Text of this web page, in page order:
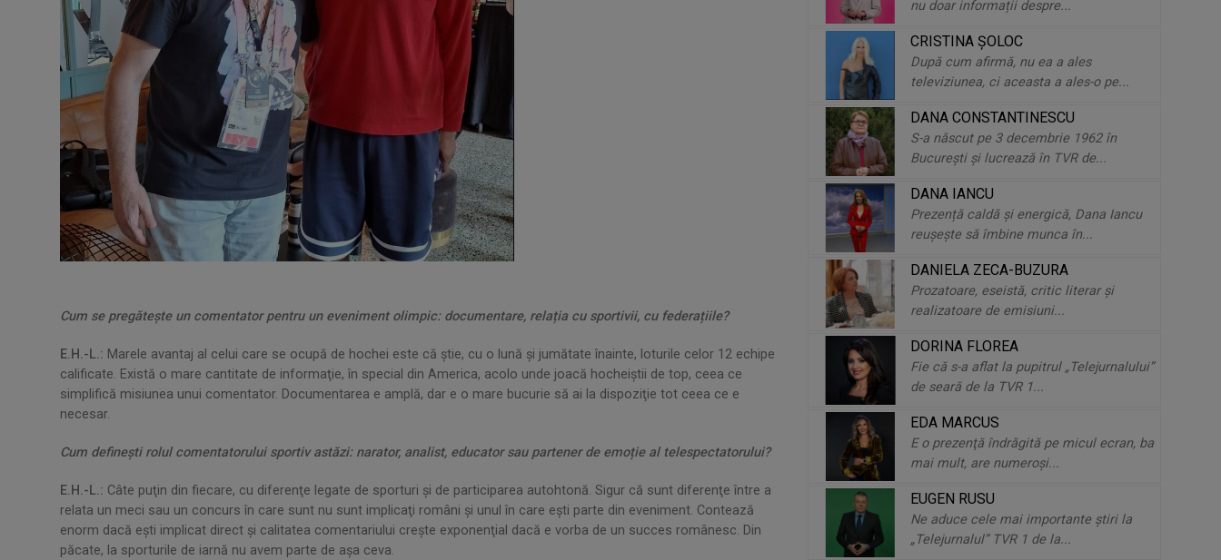
Cum se pregătește un comentator pentru un eveniment olimpic: documentare, relația cu sportivii, cu federațiile?
E.H.-L.: Marele avantaj al celui care se ocupă de hochei este că ştie, cu o lună şi jumătate înainte, loturile celor 12 echipe
calificate. Există o mare cantitate de informaţie, în special din America, acolo unde joacă hocheiştii de top, ceea ce
simplifică misiunea unui comentator. Documentarea e amplă, dar e o mare bucurie să ai la dispoziţie tot ceea ce e
necesar.
Cum defineşti rolul comentatorului sportiv astăzi: narator, analist, educator sau partener de emoție al telespectatorului?
E.H.-L.: Câte puţin din fiecare, cu diferenţe legate de sporturi şi de participarea autohtonă. Sigur că sunt diferenţe între a
relata un meci sau un concurs în care sunt nu sunt implicaţi români şi unul în care eşti parte din eveniment. Contează
enorm dacă eşti implicat direct şi calitatea comentariului creşte exponenţial dacă e vorba de un succes românesc. Din
păcate, la sporturile de iarnă nu avem parte de aşa ceva.
Curajul de a spune poveștile
Teodora Drăgoi
grămadă de poveşti colorate, iar
şotronul ...
Florina Constantinescu: „Uit
complet că sunt adult și devin încă
un copil în ...
Eda Marcus: „M-aş întoarce să îmi
văd sora mică, să mai stau o clipă
Mihai Rădulescu: „Nu e nevoie să
copil”
zahăr pe pervazul ferestrei,
rugându-mă la ...
nu doar informații despre...
CRISTINA ŞOLOC
După cum afirmă, nu ea a ales
televiziunea, ci aceasta a ales-o pe...
DANA CONSTANTINESCU
S-a născut pe 3 decembrie 1962 în
Bucureşti şi lucrează în TVR de...
DANA IANCU
Prezență caldă și energică, Dana Iancu
reuşeşte să îmbine munca în...
DANIELA ZECA-BUZURA
Prozatoare, eseistă, critic literar și
realizatoare de emisiuni...
DORINA FLOREA
Fie că s-a aflat la pupitrul „Telejurnalului”
de seară de la TVR 1...
EDA MARCUS
E o prezenţă îndrăgită pe micul ecran, ba
mai mult, are numeroşi...
EUGEN RUSU
Ne aduce cele mai importante ştiri la
„Telejurnalul” TVR 1 de la...